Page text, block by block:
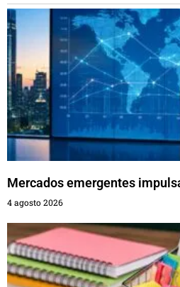
Mercados emergentes
4 agosto 2026